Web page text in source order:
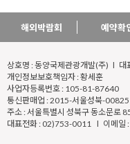
해외박람회 예약확
상호명 : 동양국제관광개발(주) l 대
개인정보보호책임자 : 황세훈
사업자등록번호 : 105-81-87640
통신판매업 : 2015-서울성북-00825
주소 : 서울특별시 성북구 동소문로
대표전화 : 02)753-0011 l 이메일